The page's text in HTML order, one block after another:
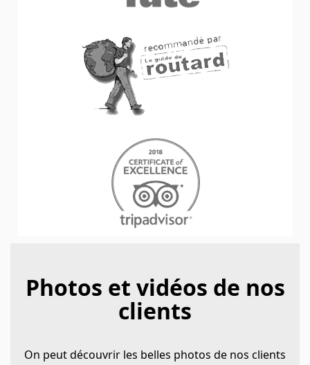
Photos et vidéos de nos
clients
On peut découvrir les belles photos de nos clients